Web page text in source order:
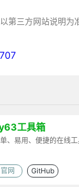
第三方网站说明
工具箱
、易用、便捷的在线
官网 GitHub